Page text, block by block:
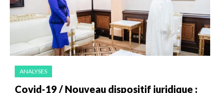
ANALYSES
Covid-19 / Nouveau dispositif juridique :